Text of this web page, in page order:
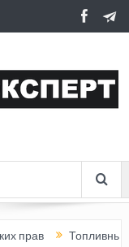
Топливный